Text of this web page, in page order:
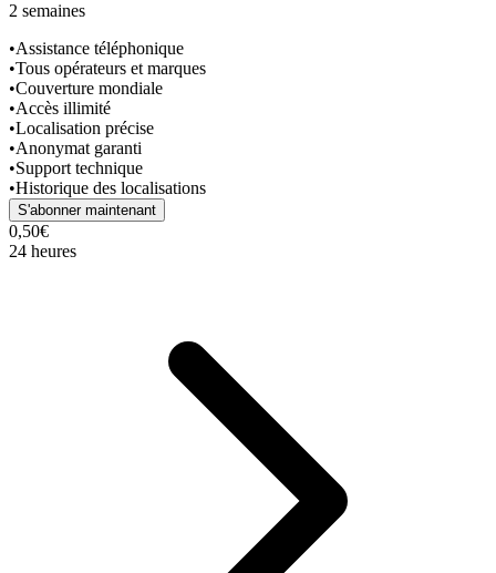
2 semaines
•Assistance téléphonique
•Tous opérateurs et marques
•Couverture mondiale
•Accès illimité
•Localisation précise
•Anonymat garanti
•Support technique
•Historique des localisations
S'abonner maintenant
0,50€
24 heures